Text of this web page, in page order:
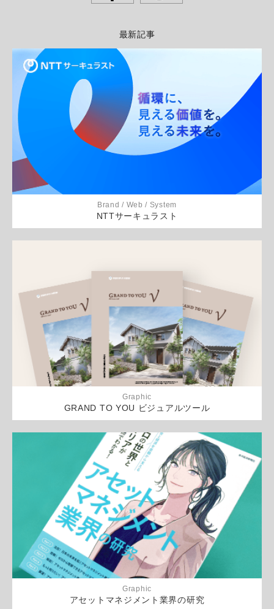
最新記事
Brand / Web / System
NTTサーキュラスト
Graphic
GRAND TO YOU ビジュアルツール
Graphic
アセットマネジメント業界の研究